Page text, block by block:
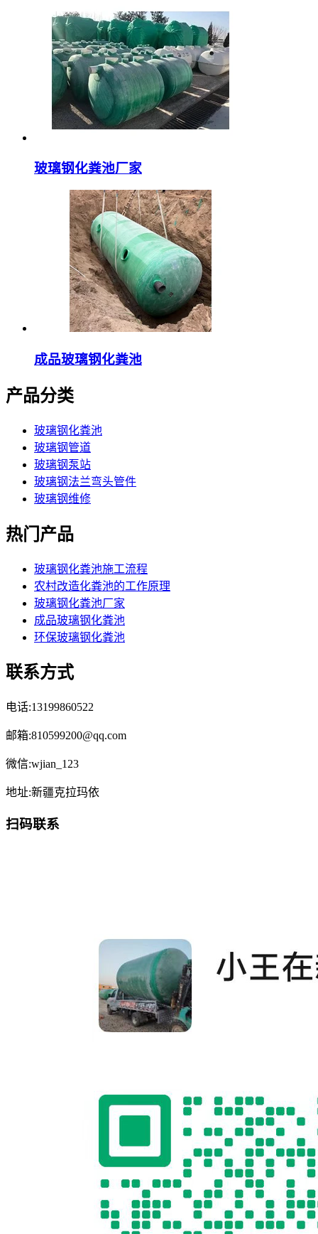
玻璃钢化粪池厂家
成品玻璃钢化粪池
产品分类
玻璃钢化粪池
玻璃钢管道
玻璃钢泵站
玻璃钢法兰弯头管件
玻璃钢维修
热门产品
玻璃钢化粪池施工流程
农村改造化粪池的工作原理
玻璃钢化粪池厂家
成品玻璃钢化粪池
环保玻璃钢化粪池
联系方式
电话:13199860522
邮箱:810599200@qq.com
微信:wjian_123
地址:新疆克拉玛依
扫码联系